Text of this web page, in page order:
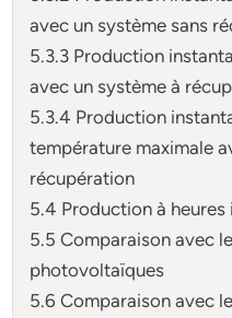
avec un système sans
5.3.3 Production
avec un système à
5.3.4 Production
température maximale
récupération
5.4 Production à heures
5.5 Comparaison avec
photovoltaïques
5.6 Comparaison avec